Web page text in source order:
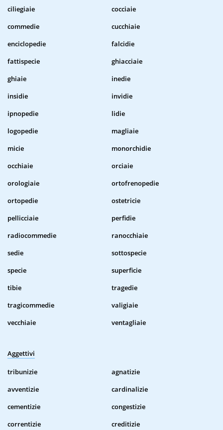
ciliegiaie
cocciaie
commedie
cucchiaie
enciclopedie
falcidie
fattispecie
ghiacciaie
ghiaie
inedie
insidie
invidie
ipnopedie
lidie
logopedie
magliaie
micie
monorchidie
occhiaie
orciaie
orologiaie
ortofrenopedie
ortopedie
ostetricie
pellicciaie
perfidie
radiocommedie
ranocchiaie
sedie
sottospecie
specie
superficie
tibie
tragedie
tragicommedie
valigiaie
vecchiaie
ventagliaie
Aggettivi
tribunizie
agnatizie
avventizie
cardinalizie
cementizie
congestizie
correntizie
creditizie